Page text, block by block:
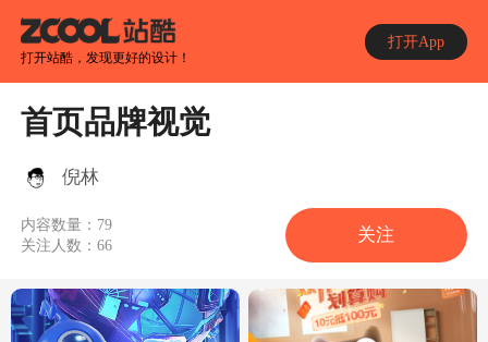
打开站酷，发现更好的设计！
打开App
首页品牌视觉
倪林
内容数量： 79
关注人数：66
关注